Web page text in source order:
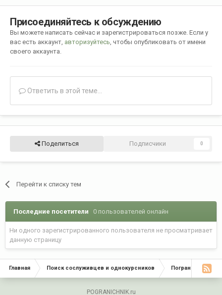
Присоединяйтесь к обсуждению
Вы можете написать сейчас и зарегистрироваться позже. Если у
вас есть аккаунт, авторизуйтесь , чтобы опубликовать от имени
своего аккаунта.
Ответить в этой теме...
Поделиться Подписчики 0
Перейти к списку тем
Последние посетители 0 пользователей онлайн
Ни одного зарегистрированного пользователя не просматривает
данную страницу
Главная Поиск сослуживцев и однокурсников Пограничники
POGRANICHNIK.ru